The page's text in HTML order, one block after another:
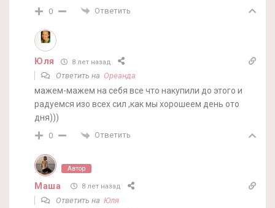
0 Ответить
Юля 8 лет назад
Ответить на Ореанда
мажем-мажем на себя все что накупили до этого и
радуемся изо всех сил ,как мы хорошеем день ото
дня)))
0 Ответить
Автор
Маша 8 лет назад
Ответить на Юля